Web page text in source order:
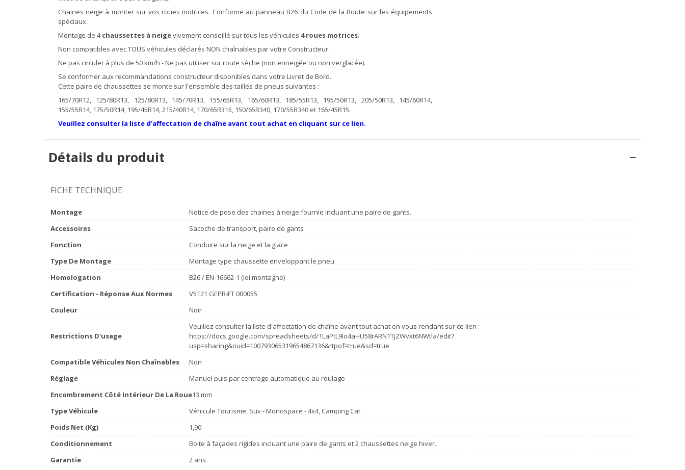
Chaines neige à monter sur vos roues motrices. Conforme au panneau B26 du Code de la Route sur les équipements
spéciaux.
Montage de 4chaussettes à neigevivement conseillé sur tous les véhicules 4 roues motrices.
Non compatibles avec TOUS véhicules déclarés NON chaînables par votre Constructeur.
Ne pas circuler à plus de 50 km/h - Ne pas utiliser sur route sèche (non enneigée ou non verglacée).
Se conformer aux recommandations constructeur disponibles dans votre Livret de Bord.
Cette paire de chaussettes se monte sur l'ensemble des tailles de pneus suivantes :
165/70R12, 125/80R13, 125/80R13, 145/70R13, 155/65R13, 165/60R13, 185/55R13, 195/50R13, 205/50R13, 145/60R14,
155/55R14, 175/50R14, 195/45R14, 215/40R14, 170/65R315, 150/65R340, 170/55R340 et 165/45R15.
Veuillez consulter la liste d'affectation de chaîne avant tout achat en cliquant sur ce lien.
Détails du produit
FICHE TECHNIQUE
Montage
Notice de pose des chaines à neige fournie incluant une paire de gants.
Accessoires
Sacoche de transport, paire de gants
Fonction
Conduire sur la neige et la glace
Type De Montage
Montage type chaussette enveloppant le pneu
Homologation
B26 / EN-16662-1 (loi montagne)
Certification - Réponse Aux Normes
V5121 GEPR‹FT 000055
Couleur
Noir
Restrictions D'usage
Veuillez consulter la liste d'affectation de chaîne avant tout achat en vous rendant sur ce lien :
https://docs.google.com/spreadsheets/d/1LaPtL9Io4aHU58rARN1TjZWvxt6NWtla/edit?
usp=sharing&ouid=100793065319654867136&rtpof=true&sd=true
Compatible Véhicules Non Chaînables
Non
Réglage
Manuel puis par centrage automatique au roulage
Encombrement Côté Intérieur De La Roue13 mm
Type Véhicule
Véhicule Tourisme, Suv - Monospace - 4x4, Camping Car
Poids Net (Kg)
1,90
Conditionnement
Boite à façades rigides incluant une paire de gants et 2 chaussettes neige hiver.
Garantie
2 ans